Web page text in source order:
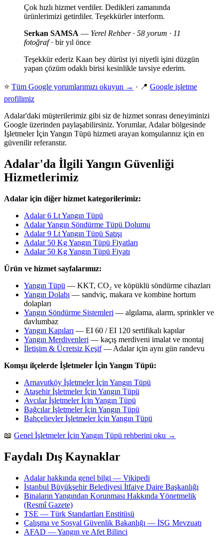
Çok hızlı hizmet verdiler. Dedikleri zamanında
ürünlerimizi getirdiler. Teşekkürler interform.
Serkan SAMSA — Yerel Rehber · 58 yorum · 11
fotoğraf· bir yıl önce
Teşekkür ederiz Kaan bey dürüst iyi niyetli işini düzgün
yapan çözüm odaklı birisi kesinlikle tavsiye ederim.
⭐ Tüm Google yorumlarımızı okuyun → · 📍 Google işletme
profilimiz
Adalar'daki müşterilerimiz gibi siz de hizmet sonrası deneyiminizi
Google üzerinden paylaşabilirsiniz. Yorumlar, Adalar bölgesinde
İşletmeler İçin Yangın Tüpü hizmeti arayan komşularınız için en
güvenilir referanstır.
Adalar'da İlgili Yangın Güvenliği
Hizmetlerimiz
Adalar için diğer hizmet kategorilerimiz:
Adalar 6 Lt Yangın Tüpü
Adalar Yangın Söndürme Tüpü Dolumu
Adalar 9 Lt Yangın Tüpü Satışı
Adalar 50 Kg Yangın Tüpü Fiyatları
Adalar 50 Kg Yangın Tüpü Fiyatı
Ürün ve hizmet sayfalarımız:
Yangın Tüpü — KKT, CO₂ ve köpüklü söndürme cihazları
Yangın Dolabı — sandviç, makara ve kombine hortum
dolapları
Yangın Söndürme Sistemleri — algılama, alarm, sprinkler ve
davlumbaz
Yangın Kapıları — EI 60 / EI 120 sertifikalı kapılar
Yangın Merdivenleri — kaçış merdiveni imalat ve montaj
İletişim & Ücretsiz Keşif— Adalar için aynı gün randevu
Komşu ilçelerde İşletmeler İçin Yangın Tüpü:
Arnavutköy İşletmeler İçin Yangın Tüpü
Ataşehir İşletmeler İçin Yangın Tüpü
Avcılar İşletmeler İçin Yangın Tüpü
Bağcılar İşletmeler İçin Yangın Tüpü
Bahçelievler İşletmeler İçin Yangın Tüpü
📖 Genel İşletmeler İçin Yangın Tüpü rehberini oku →
Faydalı Dış Kaynaklar
Adalar hakkında genel bilgi — Vikipedi
İstanbul Büyükşehir Belediyesi İtfaiye Daire Başkanlığı
Binaların Yangından Korunması Hakkında Yönetmelik
(Resmî Gazete)
TSE — Türk Standartları Enstitüsü
Çalışma ve Sosyal Güvenlik Bakanlığı — İSG Mevzuatı
AFAD — Yangın ve Afet Bilinci